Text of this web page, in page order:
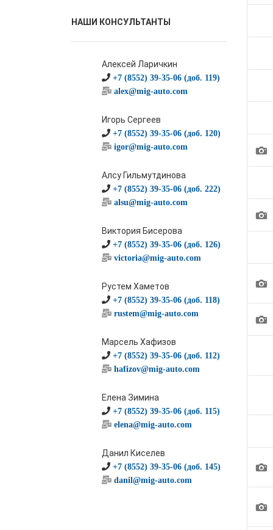
НАШИ КОНСУЛЬТАНТЫ
Алексей Ларичкин
+7 (8552) 39-35-06 (доб. 119)
alex@mig-auto.com
Игорь Сергеев
+7 (8552) 39-35-06 (доб. 120)
igor@mig-auto.com
Алсу Гильмутдинова
+7 (8552) 39-35-06 (доб. 222)
alsu@mig-auto.com
Виктория Бисерова
+7 (8552) 39-35-06 (доб. 126)
victoria@mig-auto.com
Рустем Хаметов
+7 (8552) 39-35-06 (доб. 118)
rustem@mig-auto.com
Марсель Хафизов
+7 (8552) 39-35-06 (доб. 112)
hafizov@mig-auto.com
Елена Зимина
+7 (8552) 39-35-06 (доб. 115)
elena@mig-auto.com
Данил Киселев
+7 (8552) 39-35-06 (доб. 145)
danil@mig-auto.com
1
1
1
1
1
1